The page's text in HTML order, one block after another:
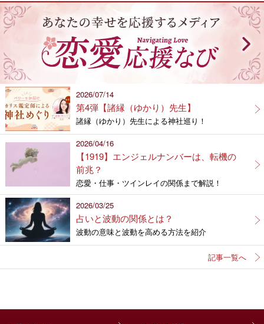
2026/07/14
第4弾【諸縁（ゆかり）先生】
諸縁（ゆかり）先生による神社巡り！
2026/04/16
【1919】エンジェルナンバーは、転機の
前兆？
恋愛・仕事・ツインレイの関係まで解説！
2026/03/25
占いと波動の関係とは？
波動の意味と波動を高める方法を紹介
記事一覧へ